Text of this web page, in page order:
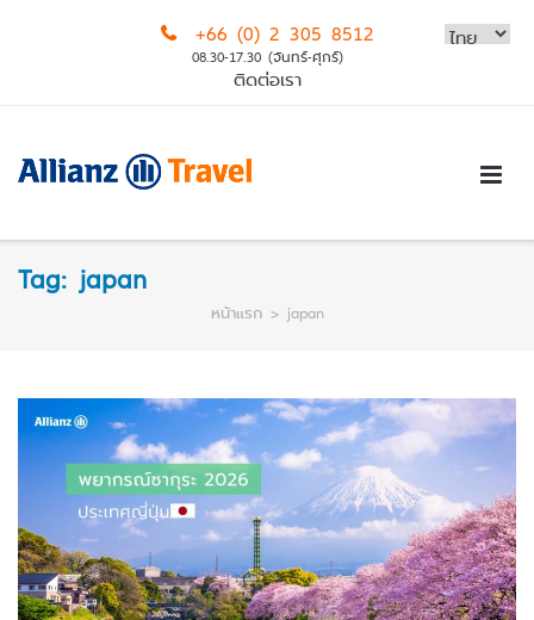
+66 (0) 2 305 8512
08.30-17.30 (จันทร์-ศุกร์)
ติดต่อเรา
Tag: japan
หน้าแรก> japan